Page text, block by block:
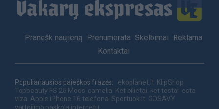
Footer
Pranešk naujieną Prenumerata Skelbimai
Reklama
Kontaktai
Populiariausios paieškos frazės: ekoplanet.lt KlipShop
Topbeauty FS 25 Mods camelia Ket bilietai ket testai esta
viza Apple iPhone 16 telefonai Sportuok.lt GOSAVY
vartojimo paskola internetu